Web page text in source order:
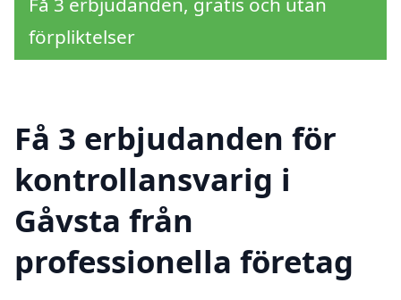
förpliktelser
Få 3 erbjudanden för
kontrollansvarig i
Gåvsta från
professionella företag